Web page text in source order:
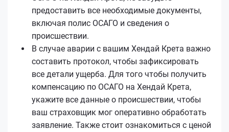
предоставить все необходимые документы,
включая полис ОСАГО и сведения о
происшествии.
В случае аварии с вашим Хендай Крета важно
составить протокол, чтобы зафиксировать
все детали ущерба. Для того чтобы получить
компенсацию по ОСАГО на Хендай Крета,
укажите все данные о происшествии, чтобы
ваш страховщик мог оперативно обработать
заявление. Также стоит ознакомиться с ценой